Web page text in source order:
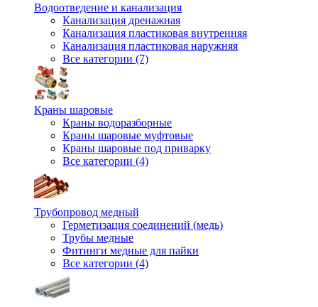
Водоотведение и канализация
Канализация дренажная
Канализация пластиковая внутренняя
Канализация пластиковая наружняя
Все категории (7)
Краны шаровые
Краны водоразборные
Краны шаровые муфтовые
Краны шаровые под приварку
Все категории (4)
Трубопровод медный
Герметизация соединений (медь)
Трубы медные
Фитинги медные для пайки
Все категории (4)